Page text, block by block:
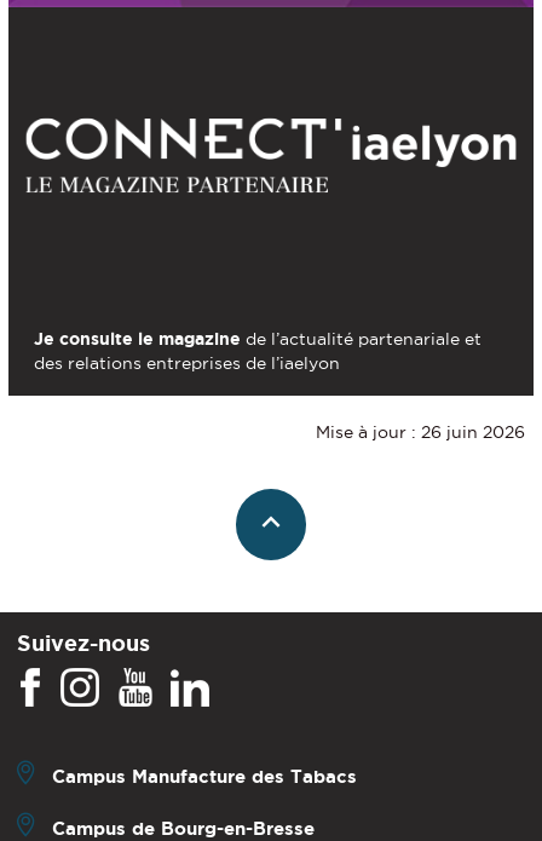
Je consulte le magazine de l’actualité partenariale et
des relations entreprises de l’iaelyon
Mise à jour : 26 juin 2026
Suivez-nous
Campus Manufacture des Tabacs
Campus de Bourg-en-Bresse